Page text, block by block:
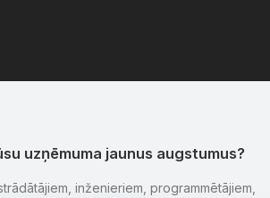
uzņēmuma jaunus augstumus?
inženieriem, programmētājiem,